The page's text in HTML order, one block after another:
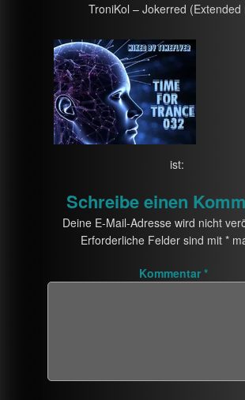
TroniKol – Jokerred (Extended
ist:
Schreibe einen
Deine E-Mail-Adresse wird nicht
Erforderliche Felder sind mit *
Kommentar *